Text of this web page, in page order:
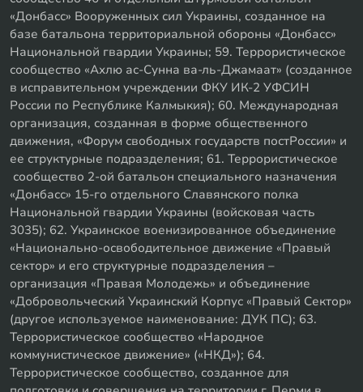
«Донбасс» Вооруженных сил Украины, созданное на
базе батальона территориальной обороны «Донбасс»
Национальной гвардии Украины; 59. Террористическое
сообщество «Ахлю ас-Сунна ва-ль-Джамаат» (созданное
в исправительном учреждении ФКУ ИК-2 УФСИН
России по Республике Калмыкия); 60. Международная
организация, созданная в форме общественного
движения, «Форум свободных государств постРоссии» и
ее структурные подразделения; 61. Террористическое
сообщество 2-ой батальон специального назначения
«Донбасс» 15-го отдельного Славянского полка
Национальной гвардии Украины (войсковая часть
3035); 62. Украинское военизированное объединение
«Национально-освободительное движение «Правый
сектор» и его структурные подразделения –
организация «Правая Молодежь» и объединение
«Добровольческий Украинский Корпус «Правый Сектор»
(другое используемое наименование: ДУК ПС); 63.
Террористическое сообщество «Народное
коммунистическое движение» («НКД»); 64.
Террористическое сообщество, созданное для